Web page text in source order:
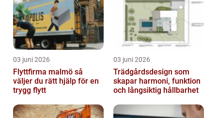
03 juni 2026
Flyttfirma malmö så
väljer du rätt hjälp för en
trygg flytt
03 juni 2026
Trädgårdsdesign som
skapar harmoni, funktion
och långsiktig hållbarhet